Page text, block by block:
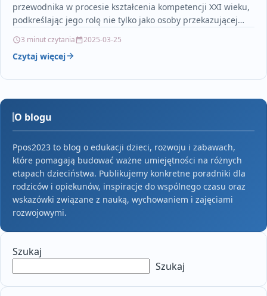
przewodnika w procesie kształcenia kompetencji XXI wieku,
podkreślając jego rolę nie tylko jako osoby przekazującej
3 minut czytania 2025-03-25
Czytaj więcej
O blogu
Ppos2023 to blog o edukacji dzieci, rozwoju i zabawach,
które pomagają budować ważne umiejętności na różnych
etapach dzieciństwa. Publikujemy konkretne poradniki dla
rodziców i opiekunów, inspiracje do wspólnego czasu oraz
wskazówki związane z nauką, wychowaniem i zajęciami
rozwojowymi.
Szukaj
Szukaj